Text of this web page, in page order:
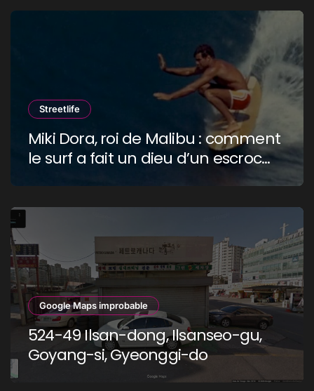
Streetlife
Miki Dora, roi de Malibu : comment
le surf a fait un dieu d’un escroc
Google Maps improbable
524-49 Ilsan-dong, Ilsanseo-gu,
Goyang-si, Gyeonggi-do